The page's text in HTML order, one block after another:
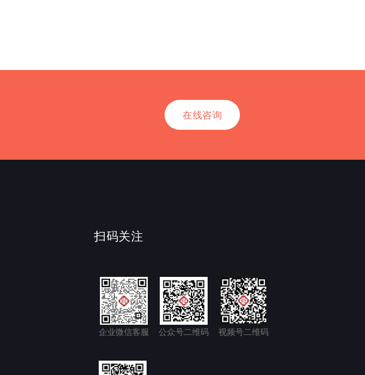
在线咨询
扫码关注
企业微信客服 公众号二维码 视频号二维码